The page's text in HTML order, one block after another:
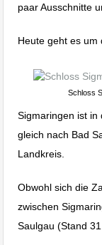
paar Ausschnitte
Heute geht es um
Schloss
Sigmaringen ist in
gleich nach Bad
Landkreis.
Obwohl sich die
zwischen
Saulgau (Stand